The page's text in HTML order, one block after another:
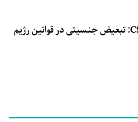
گزارش به CSW70: تبعیض جنسیتی در قوانین رژیم